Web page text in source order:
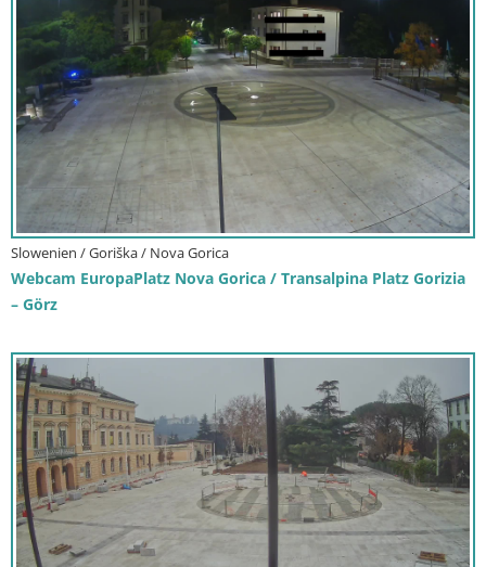
Slowenien / Goriška / Nova Gorica
Webcam EuropaPlatz Nova Gorica / Transalpina Platz Gorizia
– Görz